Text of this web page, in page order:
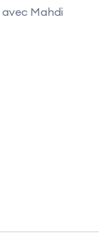
Mahdi